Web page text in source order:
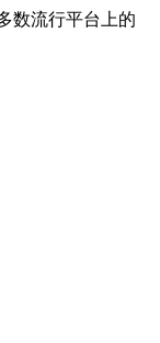
数流行平台上的